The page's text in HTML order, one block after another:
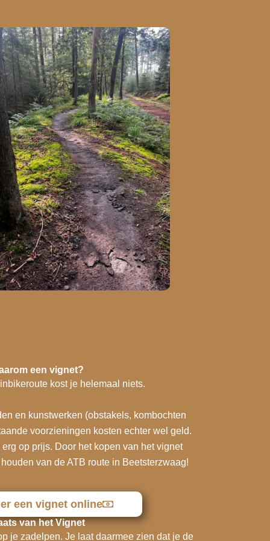
een vignet?
kost je helemaal niets.
en kunstwerken (obstakels, kombochten
voorzieningen kosten echter wel geld.
op prijs. Door het kopen van het vignet
van de ATB route in Beetsterzwaag!
een vignet online
van het Vignet
je zadelpen. Je laat daarmee zien dat je de